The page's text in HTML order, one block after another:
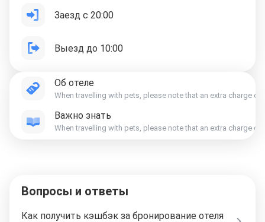
Заезд с 20:00
Выезд до 10:00
Об отеле
When travelling with pets, please note that an extra charge
Важно знать
When travelling with pets, please note that an extra charge
Вопросы и ответы
Как получить кэшбэк за бронирование отеля